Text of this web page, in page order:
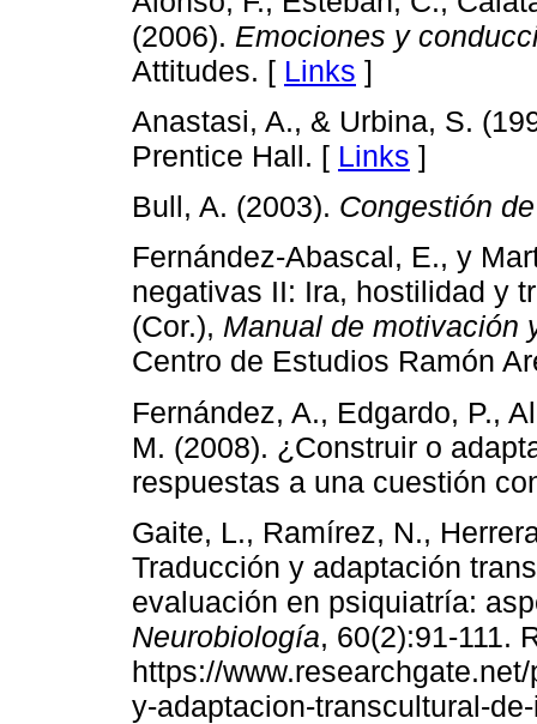
(2006). Emociones y
Attitudes. [ Links ]
Anastasi, A., & Urbina, S.
Prentice Hall. [ Links ]
Bull, A. (2003). Congestión
Fernández-Abascal, E., y
negativas II: Ira, hostilidad y
(Cor.), Manual de motivación
Centro de Estudios Ramón
Fernández, A., Edgardo, P.,
M. (2008). ¿Construir o
respuestas a una cuestión
Gaite, L., Ramírez, N.,
Traducción y adaptación
evaluación en psiquiatría:
Neurobiología, 60(2):91-111.
https://
y-adaptacion-transcultural-